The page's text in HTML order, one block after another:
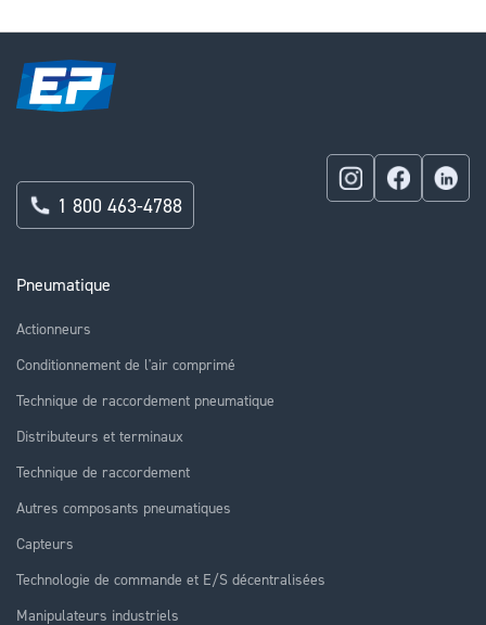
Pneumatique
Actionneurs
Conditionnement de l'air comprimé
Technique de raccordement pneumatique
Distributeurs et terminaux
Technique de raccordement
Autres composants pneumatiques
Capteurs
Technologie de commande et E/S décentralisées
Manipulateurs industriels
1 800 463-4788